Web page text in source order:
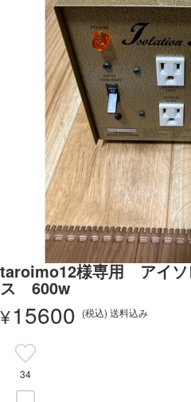
taroimo12様専用 アイソ
ス 600w
¥15600 (税込) 送料込み
34